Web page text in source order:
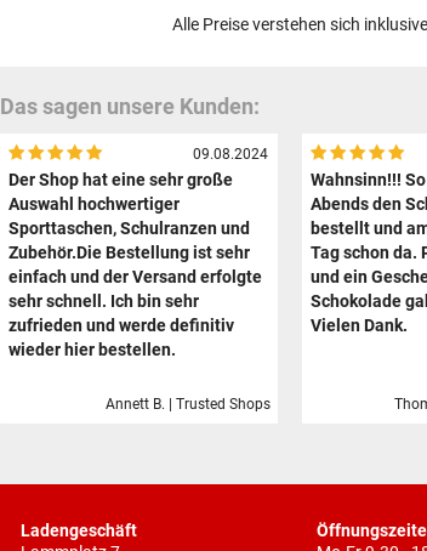
Alle Preise verstehen sich
Das sagen unsere Kunden:
09.08.2024
Der Shop hat eine sehr große
Auswahl hochwertiger
Sporttaschen, Schulranzen und
Zubehör.Die Bestellung ist sehr
einfach und der Versand erfolgte
sehr schnell. Ich bin sehr
zufrieden und werde definitiv
wieder hier bestellen.
Annett B. | Trusted Shops
Wahnsinn!!!
Abends den
bestellt und
Tag schon da.
und ein
Schokolade
Vielen Dank.
Ladengeschäft